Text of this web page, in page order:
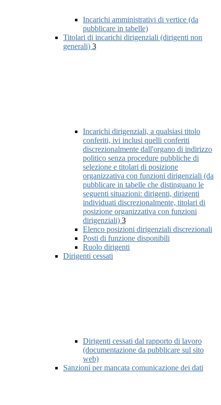
Incarichi amministrativi di vertice (da
pubblicare in tabelle)
Titolari di incarichi dirigenziali (dirigenti non
generali) 3
Incarichi dirigenziali, a qualsiasi titolo
conferiti, ivi inclusi quelli conferiti
discrezionalmente dall'organo di indirizzo
politico senza procedure pubbliche di
selezione e titolari di posizione
organizzativa con funzioni dirigenziali (da
pubblicare in tabelle che distinguano le
seguenti situazioni: dirigenti, dirigenti
individuati discrezionalmente, titolari di
posizione organizzativa con funzioni
dirigenziali) 3
Elenco posizioni dirigenziali discrezionali
Posti di funzione disponibili
Ruolo dirigenti
Dirigenti cessati
Dirigenti cessati dal rapporto di lavoro
(documentazione da pubblicare sul sito
web)
Sanzioni per mancata comunicazione dei dati